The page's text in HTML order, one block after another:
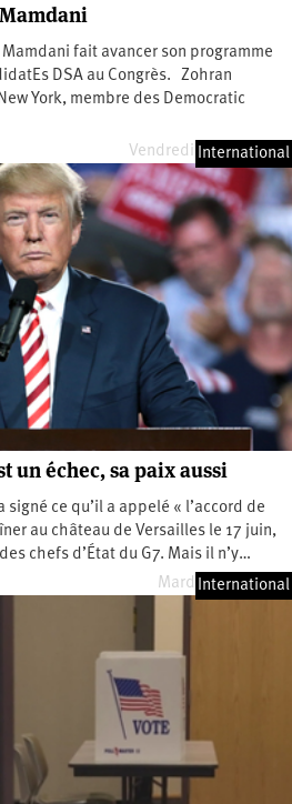
fait avancer son programme
DSA au Congrès. Zohran
York, membre des Democratic
Vendredi 3 juillet 2026
International
un échec, sa paix aussi
signé ce qu’il a appelé « l’accord de
au château de Versailles le 17 juin,
chefs d’État du G7. Mais il n’y…
Mardi 23 juin 2026
International